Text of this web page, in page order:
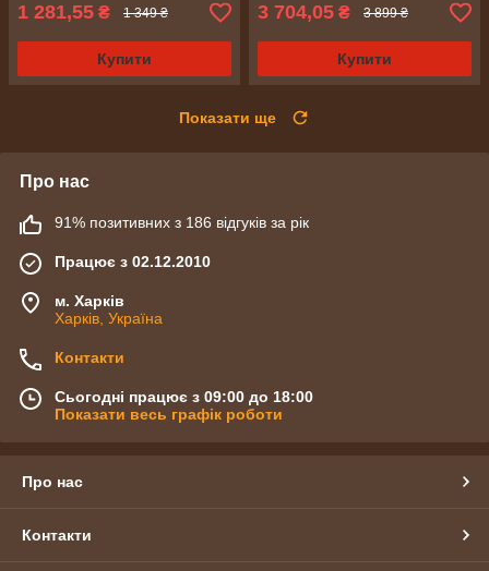
1 281,55 ₴ 1 349 ₴
Купити
3 704,05 ₴ 3 899 ₴
Купити
Показати ще
Про нас
91% позитивних з 186 відгуків за рік
Працює з 02.12.2010
м. Харків
Харків, Україна
Контакти
Сьогодні працює з 09:00 до 18:00
Показати весь графік роботи
Про нас
Контакти